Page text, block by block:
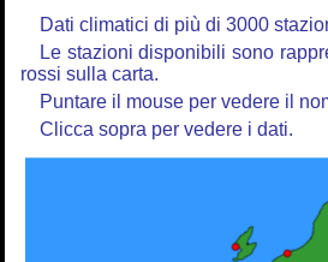
Dati climatici di più di 3000
Le stazioni disponibili sono
rossi sulla carta.
Puntare il mouse per vedere il
Clicca sopra per vedere i dati.